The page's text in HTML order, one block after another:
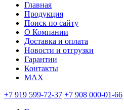
Основная
навигация
Главная
Продукция
Поиск по сайту
O Компании
Доставка и оплата
Новости и отгрузки
Гарантии
Контакты
MAX
+7 919 599-72-37 +7 908 000-01-66